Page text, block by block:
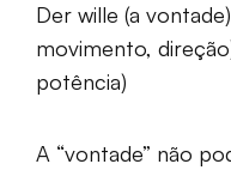
Der wille (a
movimento,
potência)
A “vontade” não